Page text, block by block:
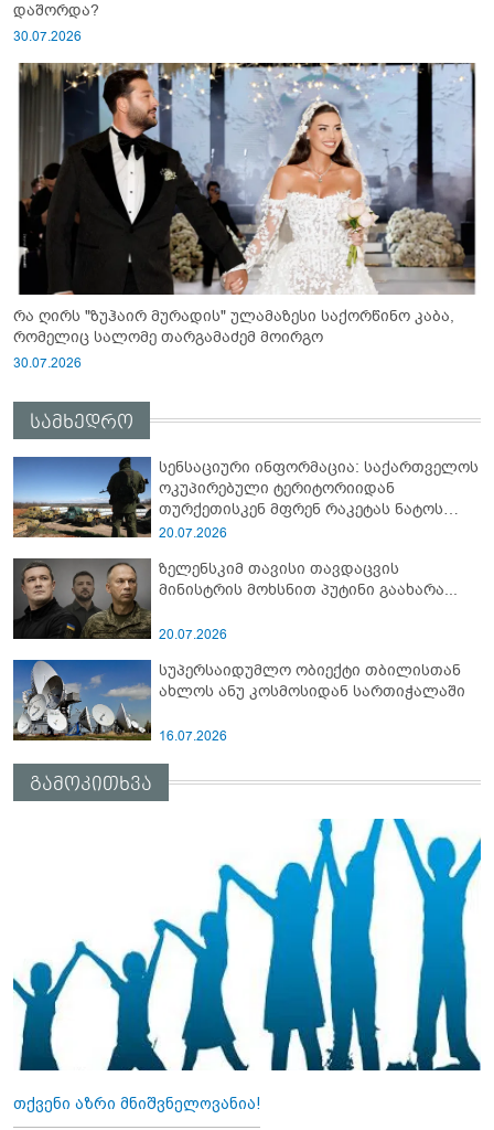
დაშორდა?
30.07.2026
რა ღირს "ზუჰაირ მურადის" ულამაზესი საქორწინო კაბა,
რომელიც სალომე თარგამაძემ მოირგო
30.07.2026
სამხედრო
სენსაციური ინფორმაცია: საქართველოს
ოკუპირებული ტერიტორიიდან
თურქეთისკენ მფრენ რაკეტას ნატოს
სამიტი კინაღამ ჩაუშლია
20.07.2026
ზელენსკიმ თავისი თავდაცვის
მინისტრის მოხსნით პუტინი გაახარა...
20.07.2026
სუპერსაიდუმლო ობიექტი თბილისთან
ახლოს ანუ კოსმოსიდან სართიჭალაში
16.07.2026
გამოკითხვა
თქვენი აზრი მნიშვნელოვანია!